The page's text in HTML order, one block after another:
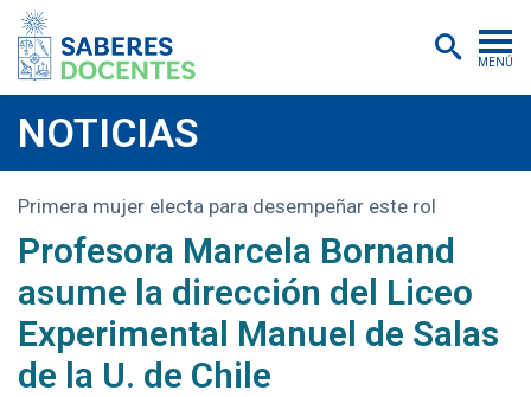
MENÚ
Postítulos y diplomados
Asistencias educativas
Investigación
Publicaciones
Quiénes somos
NOTICIAS
Primera mujer electa para desempeñar este rol
Profesora Marcela Bornand
asume la dirección del Liceo
Experimental Manuel de Salas
de la U. de Chile